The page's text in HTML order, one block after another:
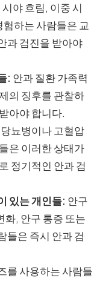
시야 흐림, 이중 시
하는 사람들은 교
과 검진을 받아야
: 안과 질환 가족력
의 징후를 관찰하
아야 합니다.
당뇨병이나 고혈압
은 이러한 상태가
정기적인 안과 검
있는 개인들: 안구
화, 안구 통증 또는
들은 즉시 안과 검
를 사용하는 사람들